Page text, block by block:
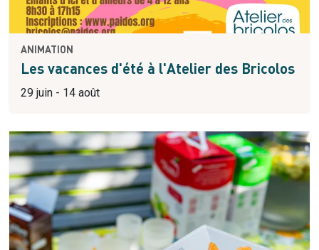
ANIMATION
Les vacances d'été à l'Atelier des Bricolos
29 juin - 14 août